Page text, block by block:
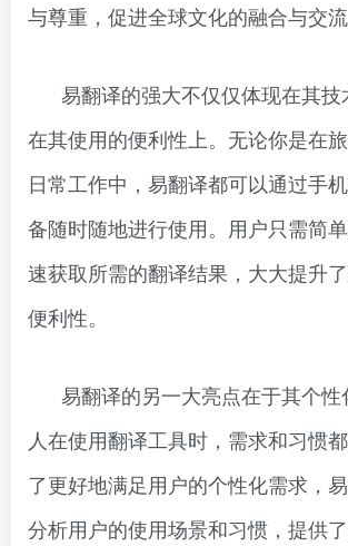
与尊重，促进全球文化的融合与交流
易翻译的强大不仅仅体现在其
在其使用的便利性上。无论你是在
日常工作中，易翻译都可以通过手
备随时随地进行使用。用户只需简
速获取所需的翻译结果，大大提升
便利性。
易翻译的另一大亮点在于其个
人在使用翻译工具时，需求和习惯
了更好地满足用户的个性化需求，
分析用户的使用场景和习惯，提供